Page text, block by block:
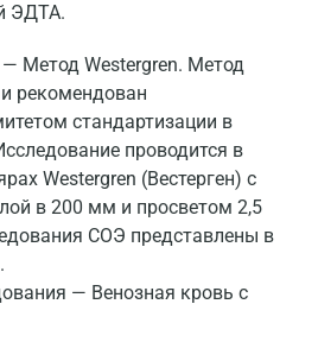
ЭДТА.
Метод Westergren. Метод
рекомендован
стандартизации в
проводится в
Westergren (Вестерген) с
в 200 мм и просветом 2,5
СОЭ представлены в
— Венозная кровь с